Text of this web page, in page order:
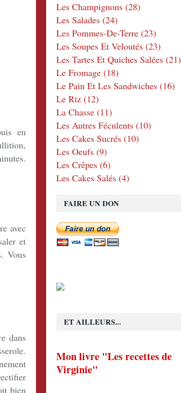
en
avec
et
Vous
dans
bien
Les Champignons (28)
Les Salades (24)
Les Pommes-De-Terre (23)
Les Soupes Et Veloutés (23)
Les Tartes Et Quiches Salées (21)
Le Fromage (18)
Le Pain Et Les Sandwiches (16)
Le Riz (12)
La Chasse (11)
Les Autres Féculents (10)
Les Cakes Sucrés (10)
Les Oeufs (9)
Les Crêpes (6)
Les Cakes Salés (4)
FAIRE UN DON
ET AILLEURS...
Mon livre "Les recettes de
Virginie"